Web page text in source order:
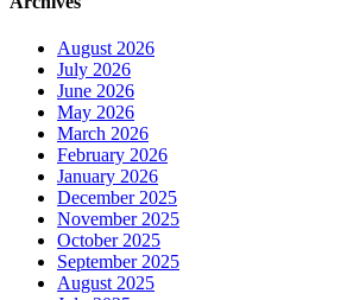
August 2026
July 2026
June 2026
May 2026
March 2026
February 2026
January 2026
December 2025
November 2025
October 2025
September 2025
August 2025